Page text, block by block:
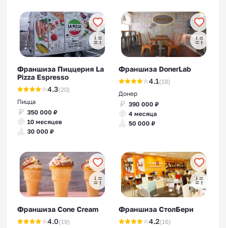
Франшиза Пиццерия La
Pizza Espresso
4.3(20)
Пицца
350 000 ₽
10 месяцев
30 000 ₽
Франшиза DonerLab
4.1(18)
Донер
390 000 ₽
4 месяца
50 000 ₽
Франшиза Cone Cream
4.0(19)
Франшиза СтолБери
4.2(16)